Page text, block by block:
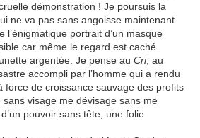
démonstration ! Je poursuis la
ne va pas sans angoisse maintenant.
l’énigmatique portrait d’un masque
car même le regard est caché
argentée. Je pense au Cri, au
accompli par l’homme qui a rendu
force de croissance sauvage des profits
sans visage me dévisage sans me
pouvoir sans tête, une folie